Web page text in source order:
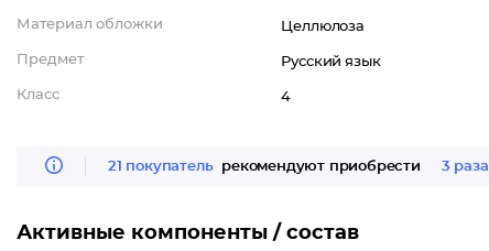
Материал обложки Целлюлоза
Предмет Русский язык
Класс 4
21 покупатель рекомендуют приобрести 3 раза
Активные компоненты / состав